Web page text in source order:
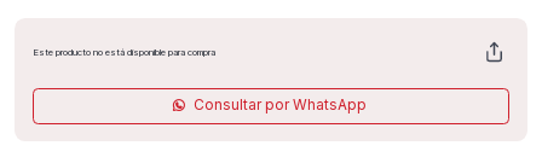
Este producto no está disponible para compra
Consultar por WhatsApp